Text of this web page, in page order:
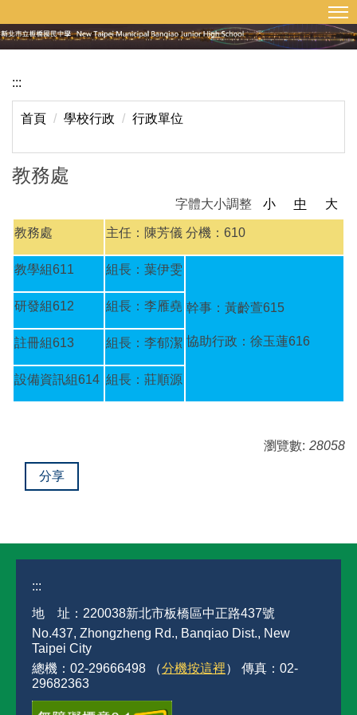
到
主
內
網站導覽
:::
首頁 學校行政 行政單位
教務處
字體大小調整 小 中 大
教務處 主任：陳芳儀 分機：610
教學組611 組長：葉伊雯
幹事：黃齡萱615
協助行政：徐玉蓮616
研發組612 組長：李雁堯
註冊組613 組長：李郁潔
設備資訊組614 組長：莊順源
瀏覽數: 28058
分享
:::
地 址：220038新北市板橋區中正路437號
No.437, Zhongzheng Rd., Banqiao Dist., New
Taipei City
總機：02-29666498 （分機按這裡） 傳真：02-
29682363